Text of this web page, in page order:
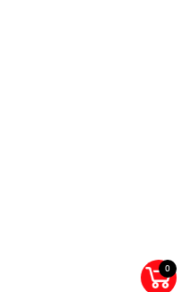
0